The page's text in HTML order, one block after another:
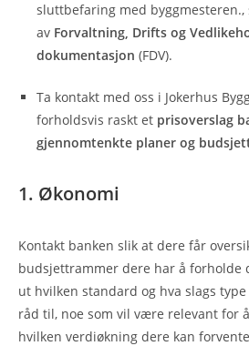
sluttbefaring med
av Forvaltning, Drifts og
dokumentasjon (FDV).
Ta kontakt med oss i Jokerhus
forholdsvis raskt et prisoverslag
gjennomtenkte planer og
1. Økonomi
Kontakt banken slik at dere får
budsjettrammer dere har å forholde
ut hvilken standard og hva slags
råd til, noe som vil være relevant for
hvilken verdiøkning dere kan